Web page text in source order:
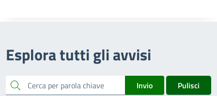
Esplora tutti gli avvisi
cerca Invio Pulisci